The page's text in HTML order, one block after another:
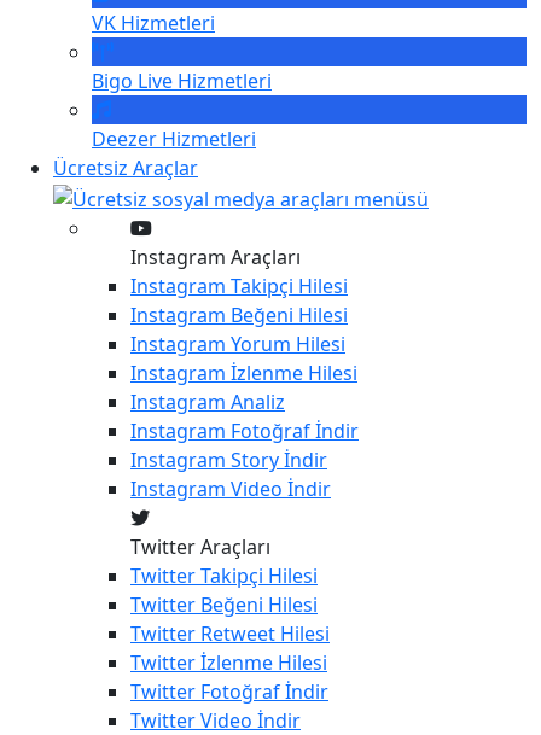
VK Hizmetleri
Bigo Live Hizmetleri
Deezer Hizmetleri
Ücretsiz Araçlar
Instagram Araçları
Instagram Takipçi Hilesi
Instagram Beğeni Hilesi
Instagram Yorum Hilesi
Instagram İzlenme Hilesi
Instagram Analiz
Instagram Fotoğraf İndir
Instagram Story İndir
Instagram Video İndir
Twitter Araçları
TwitterTakipçi Hilesi
Twitter Beğeni Hilesi
Twitter Retweet Hilesi
Twitterİzlenme Hilesi
Twitter Fotoğraf İndir
TwitterVideo İndir